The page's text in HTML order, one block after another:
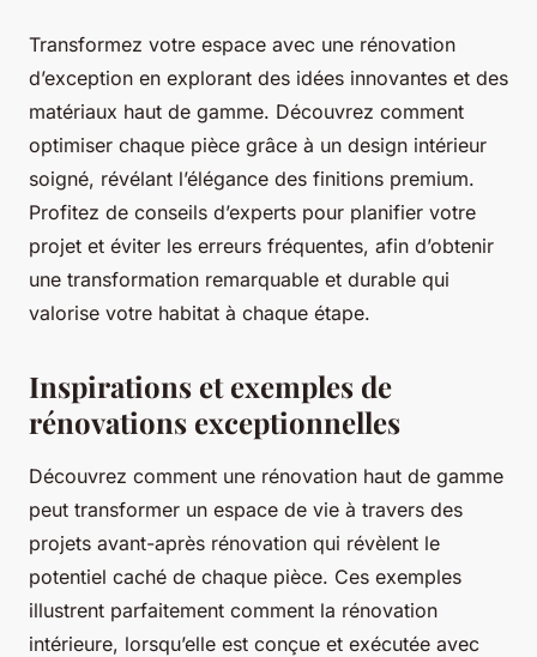
Transformez votre espace avec une rénovation
d’exception en explorant des idées innovantes et des
matériaux haut de gamme. Découvrez comment
optimiser chaque pièce grâce à un design intérieur
soigné, révélant l’élégance des finitions premium.
Profitez de conseils d’experts pour planifier votre
projet et éviter les erreurs fréquentes, afin d’obtenir
une transformation remarquable et durable qui
valorise votre habitat à chaque étape.
Inspirations et exemples de
rénovations exceptionnelles
Découvrez comment une rénovation haut de gamme
peut transformer un espace de vie à travers des
projets avant-après rénovation qui révèlent le
potentiel caché de chaque pièce. Ces exemples
illustrent parfaitement comment la rénovation
intérieure, lorsqu’elle est conçue et exécutée avec